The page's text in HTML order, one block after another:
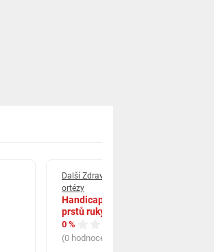
Další Zdravotní bandáže a
ortézy
Handicap Dlaha pro fixaci
prstů ruky typ A
0 %
(0 hodnocení)